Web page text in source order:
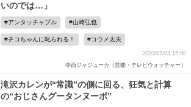
いのでは…」
アンタッチャブル 山崎弘也
チコちゃんに叱られる！ コウメ太夫
2020/07/03 15:00
寺西ジャジューカ（芸能・テレビウォッチャー）
滝沢カレンが“常識”の側に回る、狂気と計算
の“おじさんグータンヌーボ”